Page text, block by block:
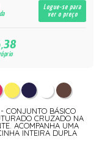
Logue-se para
ver o preço
CONJUNTO BÁSICO
CRUZADO NA
ACOMPANHA UMA
INTEIRA DUPLA